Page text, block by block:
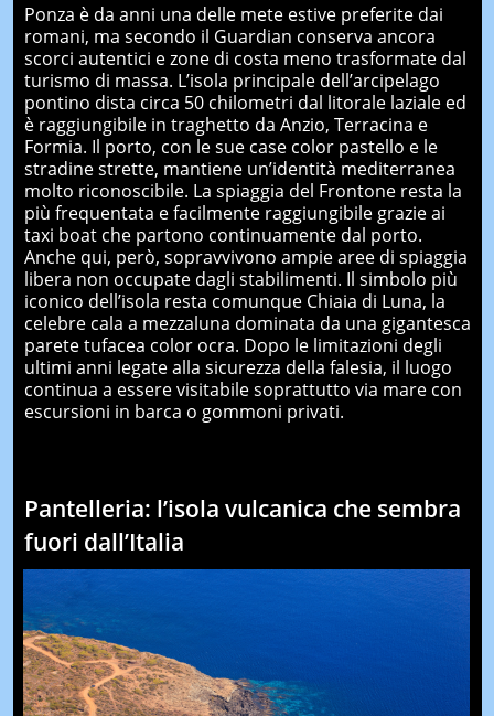
Ponza è da anni una delle mete estive preferite dai
romani, ma secondo il Guardian conserva ancora
scorci autentici e zone di costa meno trasformate dal
turismo di massa. L’isola principale dell’arcipelago
pontino dista circa 50 chilometri dal litorale laziale ed
è raggiungibile in traghetto da Anzio, Terracina e
Formia. Il porto, con le sue case color pastello e le
stradine strette, mantiene un’identità mediterranea
molto riconoscibile. La spiaggia del Frontone resta la
più frequentata e facilmente raggiungibile grazie ai
taxi boat che partono continuamente dal porto.
Anche qui, però, sopravvivono ampie aree di spiaggia
libera non occupate dagli stabilimenti. Il simbolo più
iconico dell’isola resta comunque Chiaia di Luna, la
celebre cala a mezzaluna dominata da una gigantesca
parete tufacea color ocra. Dopo le limitazioni degli
ultimi anni legate alla sicurezza della falesia, il luogo
continua a essere visitabile soprattutto via mare con
escursioni in barca o gommoni privati.
Pantelleria: l’isola vulcanica che sembra
fuori dall’Italia